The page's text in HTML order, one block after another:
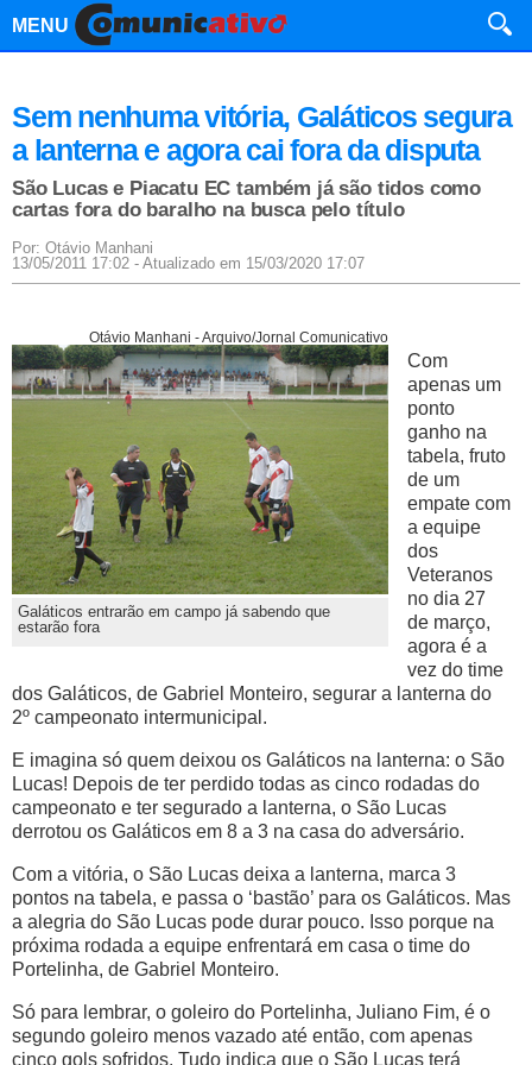
MENU
Sem nenhuma vitória, Galáticos segura
a lanterna e agora cai fora da disputa
São Lucas e Piacatu EC também já são tidos como
cartas fora do baralho na busca pelo título
Por: Otávio Manhani
13/05/2011 17:02 - Atualizado em 15/03/2020 17:07
Otávio Manhani - Arquivo/Jornal Comunicativo
Galáticos entrarão em campo já sabendo que
estarão fora
Com
apenas um
ponto
ganho na
tabela, fruto
de um
empate com
a equipe
dos
Veteranos
no dia 27
de março,
agora é a
vez do time
dos Galáticos, de Gabriel Monteiro, segurar a lanterna do
2º campeonato intermunicipal.
E imagina só quem deixou os Galáticos na lanterna: o São
Lucas! Depois de ter perdido todas as cinco rodadas do
campeonato e ter segurado a lanterna, o São Lucas
derrotou os Galáticos em 8 a 3 na casa do adversário.
Com a vitória, o São Lucas deixa a lanterna, marca 3
pontos na tabela, e passa o ‘bastão’ para os Galáticos. Mas
a alegria do São Lucas pode durar pouco. Isso porque na
próxima rodada a equipe enfrentará em casa o time do
Portelinha, de Gabriel Monteiro.
Só para lembrar, o goleiro do Portelinha, Juliano Fim, é o
segundo goleiro menos vazado até então, com apenas
cinco gols sofridos. Tudo indica que o São Lucas terá